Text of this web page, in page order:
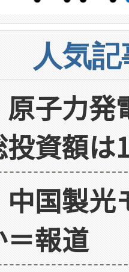
人気
原子力
資額は
国製光
報道